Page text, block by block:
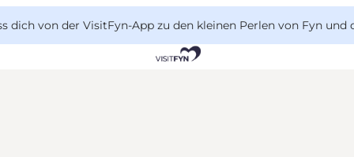
dich von der VisitFyn-App zu den kleinen Perlen von Fyn und